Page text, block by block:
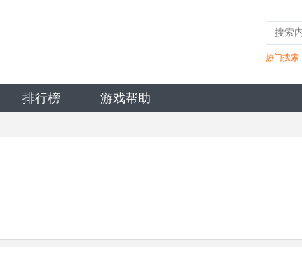
热门搜索
排行榜 游戏帮助